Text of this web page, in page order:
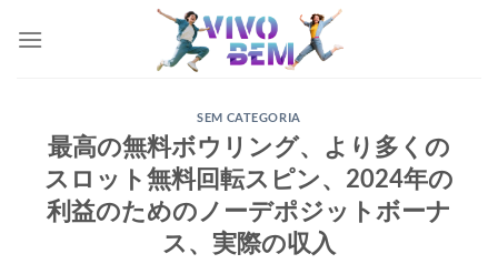
SEM CATEGORIA
最高の無料ボウリング、より多くの
スロット無料回転スピン、2024年の
利益のためのノーデポジ​​ットボーナ
ス、実際の収入